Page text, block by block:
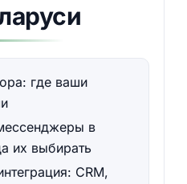
где ваши
в
их выбирать
CRM,